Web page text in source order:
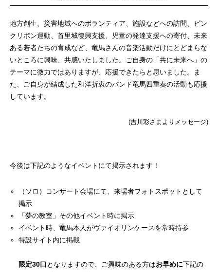
地方創生、災害地域へのボランティア、施設などへの訪問、ピン
クリボン運動、首里城復興支援、児童の発達支援への寄付、未来
ある若者たちの育成など、竜馬さんの音楽活動だけにとどまらな
いところに興味、共感いたしました。ご自身の「共に未来へ」の
テーマに微力ではありますが、応援できたらと思いました。ま
た、ご自身が結成した和洋折衷のバンド竜馬四重奏の活動も応援
しています。
(吉川彩さまよりメッセージ)
今後は下記のようなイベントにて掲示されます！
（ソロ）コンサート会場にて、来場者フォトスポットとして
掲示
「夢の教室」その他イベント時に掲示
イベント時、竜馬本人がヴァイオリンケースを常時持参
特設サイト内に掲載
限定30口 となりますので、ご興味のある方はお早めに下記の